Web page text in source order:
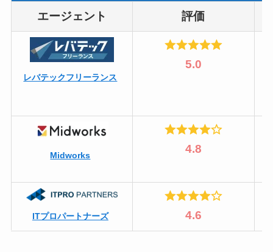
エージェント 評価
レバテックフリーランス
5.0
Midworks 4.8
ITプロパートナーズ 4.6